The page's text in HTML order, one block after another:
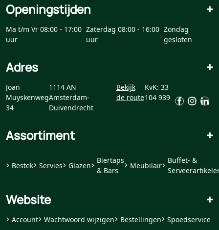
Openingstijden +
Ma t/m Vr 08:00 - 17:00
uur
Zaterdag 08:00 - 16:00
uur
Zondag
gesloten
Adres +
Joan
Muyskenweg
34
1114 AN
Amsterdam-
Duivendrecht
Bekijk
de route
KvK: 33
104 939
Assortiment +
Bestek Servies Glazen
Biertaps
& Bars
Meubilair
Buffet- &
Website +
Account Wachtwoord wijzigen Bestellingen Spoedservice